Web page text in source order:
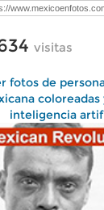
visitas
fotos de
inteligencia